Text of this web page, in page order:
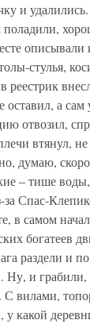
и
описывали
стулья,
реестрик
оставил, а
отвозил,
втянул,
думаю,
– тише
за Спас-
в самом
богатеев
раздели и
Ну, и
С вилами,
у какой